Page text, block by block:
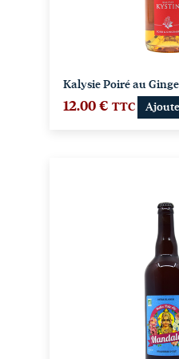
Kalysie Poiré au
12.00 € TTC